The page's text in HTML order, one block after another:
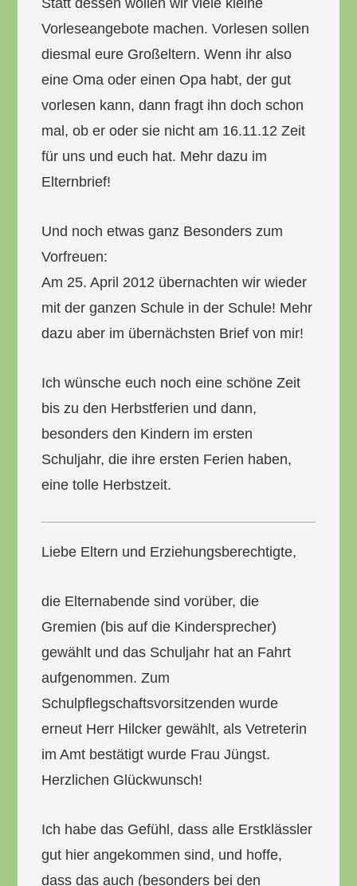
Statt dessen wollen wir viele kleine
Vorleseangebote machen. Vorlesen sollen
diesmal eure Großeltern. Wenn ihr also
eine Oma oder einen Opa habt, der gut
vorlesen kann, dann fragt ihn doch schon
mal, ob er oder sie nicht am 16.11.12 Zeit
für uns und euch hat. Mehr dazu im
Elternbrief!
Und noch etwas ganz Besonders zum
Vorfreuen:
Am 25. April 2012 übernachten wir wieder
mit der ganzen Schule in der Schule! Mehr
dazu aber im übernächsten Brief von mir!
Ich wünsche euch noch eine schöne Zeit
bis zu den Herbstferien und dann,
besonders den Kindern im ersten
Schuljahr, die ihre ersten Ferien haben,
eine tolle Herbstzeit.
Liebe Eltern und Erziehungsberechtigte,
die Elternabende sind vorüber, die
Gremien (bis auf die Kindersprecher)
gewählt und das Schuljahr hat an Fahrt
aufgenommen. Zum
Schulpflegschaftsvorsitzenden wurde
erneut Herr Hilcker gewählt, als Vetreterin
im Amt bestätigt wurde Frau Jüngst.
Herzlichen Glückwunsch!
Ich habe das Gefühl, dass alle Erstklässler
gut hier angekommen sind, und hoffe,
dass das auch (besonders bei den